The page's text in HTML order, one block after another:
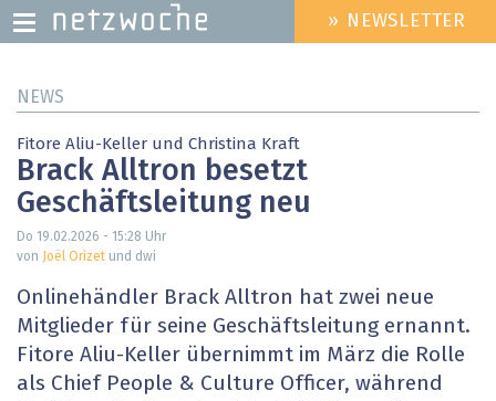
zum
HEADER
MENU
» NEWSLETTER
NEWS
Fitore Aliu-Keller und Christina Kraft
Brack Alltron besetzt
Geschäftsleitung neu
Do 19.02.2026 - 15:28 Uhr
von
Joël Orizet und dwi
Onlinehändler Brack Alltron hat zwei neue
Mitglieder für seine Geschäftsleitung ernannt.
Fitore Aliu-Keller übernimmt im März die Rolle
als Chief People & Culture Officer, während